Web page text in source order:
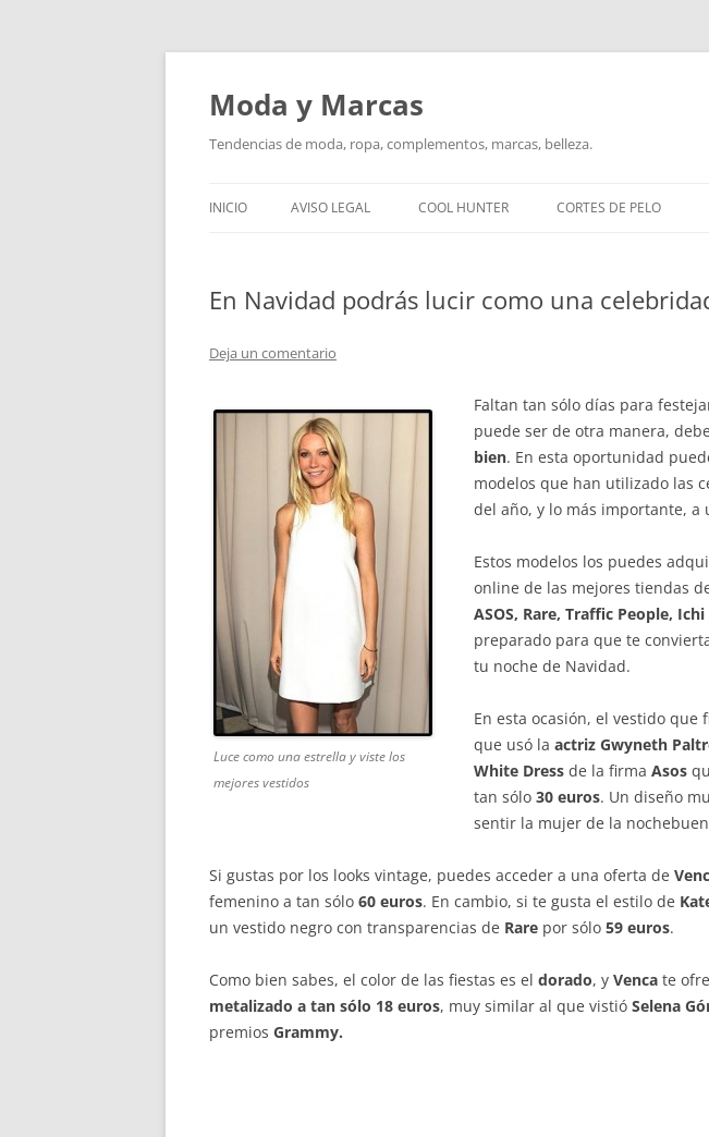
Saltar
contenido
Moda y Marcas
Tendencias de moda, ropa, complementos, marcas, belleza.
INICIO AVISO LEGAL COOL HUNTER CORTES DE PELO
En Navidad podrás lucir como una
Deja un comentario
Luce como una estrella y viste los
mejores vestidos
Faltan tan sólo días para
puede ser de otra manera,
bien. En esta oportunidad
modelos que han utilizado las
del año, y lo más importante, a
Estos modelos los puedes
online de las mejores tiendas
ASOS, Rare, Traffic People,
preparado para que te
tu noche de Navidad.
En esta ocasión, el vestido que
que usó la actriz Gwyneth
White Dress de la firma Asos
tan sólo 30 euros. Un diseño
sentir la mujer de la
Si gustas por los looks vintage, puedes acceder a una oferta de
femenino a tan sólo 60 euros. En cambio, si te gusta el estilo de
un vestido negro con transparencias de Rare por sólo 59 euros.
Como bien sabes, el color de las fiestas es el dorado, y Venca te
metalizado a tan sólo 18 euros, muy similar al que vistió Selena
premios Grammy.